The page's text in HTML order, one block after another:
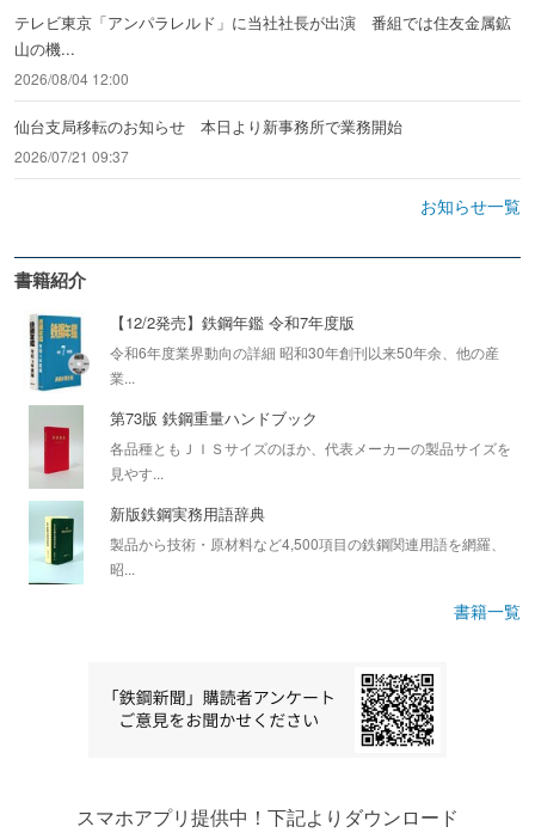
テレビ東京「アンパラレルド」に当社社長が出演 番組では住友金属鉱
山の機...
2026/08/04 12:00
仙台支局移転のお知らせ 本日より新事務所で業務開始
2026/07/21 09:37
お知らせ一覧
書籍紹介
【12/2発売】鉄鋼年鑑 令和7年度版
令和6年度業界動向の詳細 昭和30年創刊以来50年余、他の産
業...
第73版 鉄鋼重量ハンドブック
各品種ともＪＩＳサイズのほか、代表メーカーの製品サイズを
見やす...
新版鉄鋼実務用語辞典
製品から技術・原材料など4,500項目の鉄鋼関連用語を網羅、
昭...
書籍一覧
スマホアプリ提供中！下記よりダウンロード